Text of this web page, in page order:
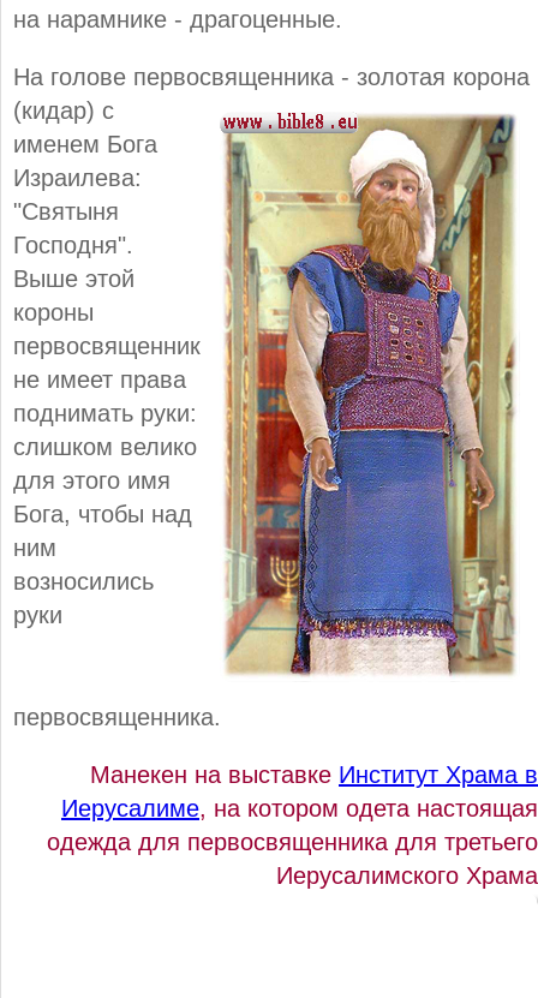
на нарамнике - драгоценные.
На голове первосвященника - золотая корона
(кидар) с
именем Бога
Израилева:
"Святыня
Господня".
Выше этой
короны
первосвященник
не имеет права
поднимать руки:
слишком велико
для этого имя
Бога, чтобы над
ним
возносились
руки
первосвященника.
Манекен на выставке Институт Храма в
Иерусалиме, на котором одета настоящая
одежда для первосвященника для третьего
Иерусалимского Храма